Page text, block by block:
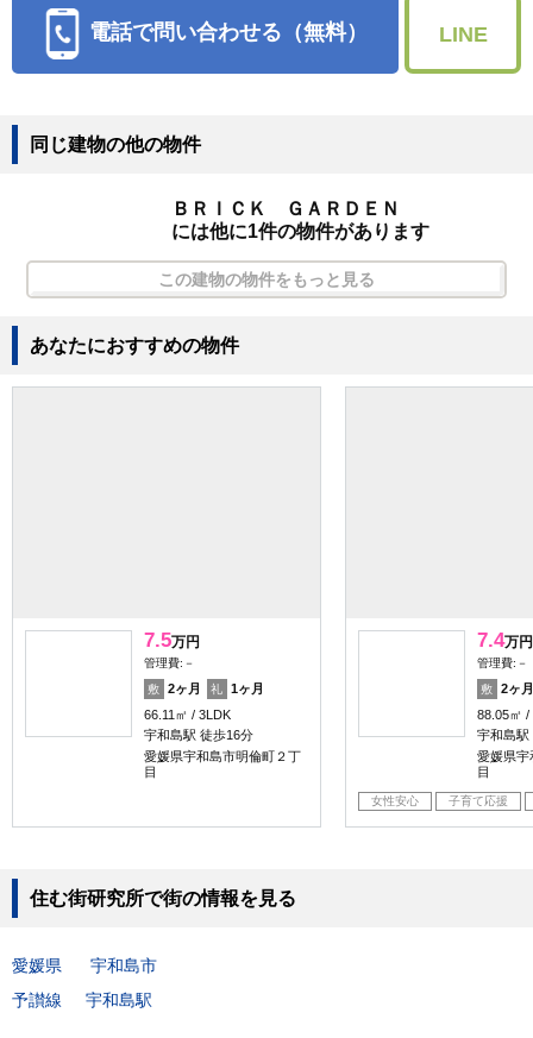
電話で問い合わせる（無料） LINE
同じ建物の他の物件
ＢＲＩＣＫ ＧＡＲＤＥＮ
には他に1件の物件があります
この建物の物件をもっと見る
あなたにおすすめの物件
7.5万円
管理費:－
敷 2ヶ月 礼
1ヶ月
66.11㎡
3LDK
宇和島駅 徒歩16分
愛媛県宇和島市明倫町２丁
目
7.4万円
管理費:－
敷
2ヶ月
88.05㎡
宇和島駅
愛媛県宇
目
女性安心 子育て応援
住む街研究所で街の情報を見る
愛媛県
宇和島市
予讃線
宇和島駅